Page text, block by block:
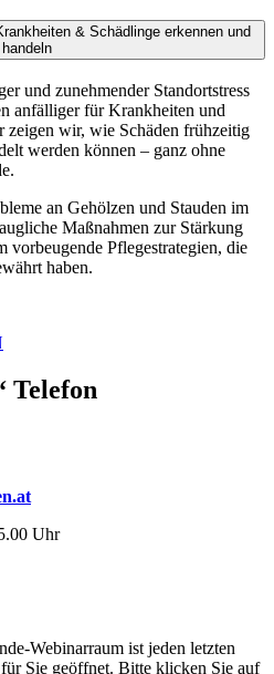
& Schädlinge erkennen und
handeln
und zunehmender Standortstress
anfälliger für Krankheiten und
zeigen wir, wie Schäden frühzeitig
werden können – ganz ohne
an Gehölzen und Stauden im
Maßnahmen zur Stärkung
vorbeugende Pflegestrategien, die
haben.
Telefon
Uhr
Webinarraum ist jeden letzten
Sie geöffnet. Bitte klicken Sie auf